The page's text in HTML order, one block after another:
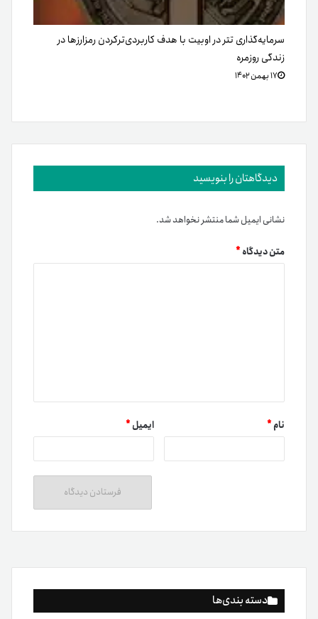
دسته بندی‌ها
سرمایه‌گذاری تتر در اوبیت با هدف کاربردی‌ترکردن رمزارزها در
زندگی روزمره
۱۷ بهمن ۱۴۰۲
دیدگاهتان را بنویسید
نشانی ایمیل شما منتشر نخواهد شد.
متن دیدگاه*
نام* ایمیل*